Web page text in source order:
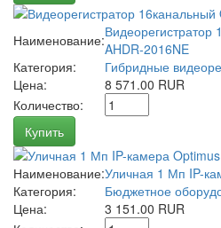
Наименование:Видеорегистратор
AHDR-2016NE
Категория:
Гибридные
Цена:
8 571.00 RUR
Количество:
Купить
Наименование:Уличная 1 Мп IP-
Категория:
Бюджетное
Цена:
3 151.00 RUR